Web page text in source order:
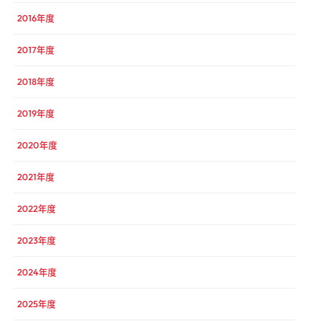
2016年度
2017年度
2018年度
2019年度
2020年度
2021年度
2022年度
2023年度
2024年度
2025年度